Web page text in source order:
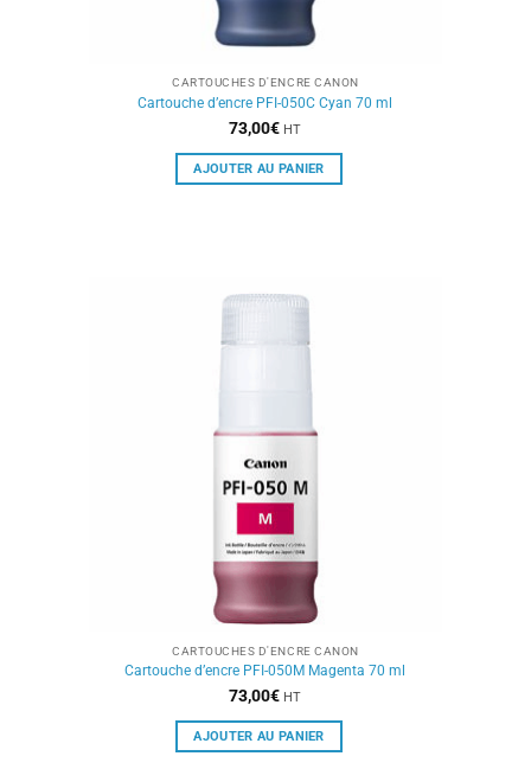
CARTOUCHES D'ENCRE CANON
Cartouche d’encre PFI-050C Cyan 70 ml
73,00€ HT
AJOUTER AU PANIER
CARTOUCHES D'ENCRE CANON
Cartouche d’encre PFI-050M Magenta 70 ml
73,00€ HT
AJOUTER AU PANIER